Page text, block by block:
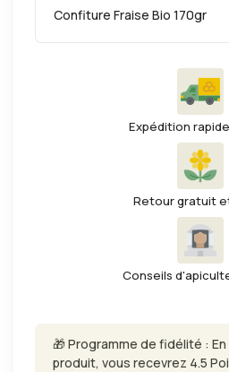
Confiture Fraise Bio 170gr
Expédition
Retour gratuit
Conseils
🎁 Programme de fidélité :
produit, vous recevrez 4.5